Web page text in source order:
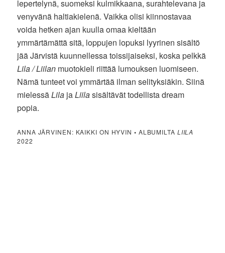
lepertelynä, suomeksi kulmikkaana, surahtelevana ja
venyvänä haltiakielenä. Vaikka olisi kiinnostavaa
voida hetken ajan kuulla omaa kieltään
ymmärtämättä sitä, loppujen lopuksi lyyrinen sisältö
jää Järvistä kuunnellessa toissijaiseksi, koska pelkkä
Lila / Liilan muotokieli riittää lumouksen luomiseen.
Nämä tunteet voi ymmärtää ilman selityksiäkin. Siinä
mielessäLila jaLiilasisältävät todellista dream
popia.
ANNA JÄRVINEN: KAIKKI ON HYVIN • ALBUMILTA LIILA
2022